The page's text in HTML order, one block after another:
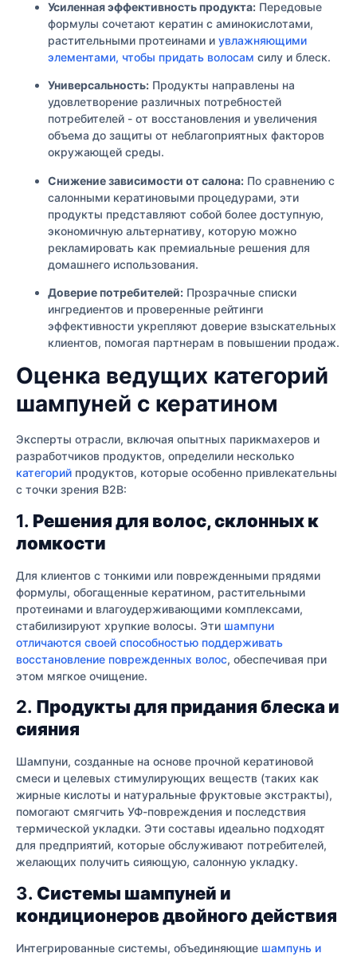
Усиленная эффективность продукта: Передовые
формулы сочетают кератин с аминокислотами,
растительными протеинами и увлажняющими
элементами, чтобы придать волосам силу и блеск.
Универсальность: Продукты направлены на
удовлетворение различных потребностей
потребителей - от восстановления и увеличения
объема до защиты от неблагоприятных факторов
окружающей среды.
Снижение зависимости от салона: По сравнению с
салонными кератиновыми процедурами, эти
продукты представляют собой более доступную,
экономичную альтернативу, которую можно
рекламировать как премиальные решения для
домашнего использования.
Доверие потребителей: Прозрачные списки
ингредиентов и проверенные рейтинги
эффективности укрепляют доверие взыскательных
клиентов, помогая партнерам в повышении продаж.
Оценка ведущих категорий
шампуней с кератином
Эксперты отрасли, включая опытных парикмахеров и
разработчиков продуктов, определили несколько
категорий продуктов, которые особенно привлекательны
с точки зрения B2B:
1. Решения для волос, склонных к
ломкости
Для клиентов с тонкими или поврежденными прядями
формулы, обогащенные кератином, растительными
протеинами и влагоудерживающими комплексами,
стабилизируют хрупкие волосы. Эти шампуни
отличаются своей способностью поддерживать
восстановление поврежденных волос, обеспечивая при
этом мягкое очищение.
2. Продукты для придания блеска и
сияния
Шампуни, созданные на основе прочной кератиновой
смеси и целевых стимулирующих веществ (таких как
жирные кислоты и натуральные фруктовые экстракты),
помогают смягчить УФ-повреждения и последствия
термической укладки. Эти составы идеально подходят
для предприятий, которые обслуживают потребителей,
желающих получить сияющую, салонную укладку.
3. Системы шампуней и
кондиционеров двойного действия
Интегрированные системы, объединяющие шампунь и